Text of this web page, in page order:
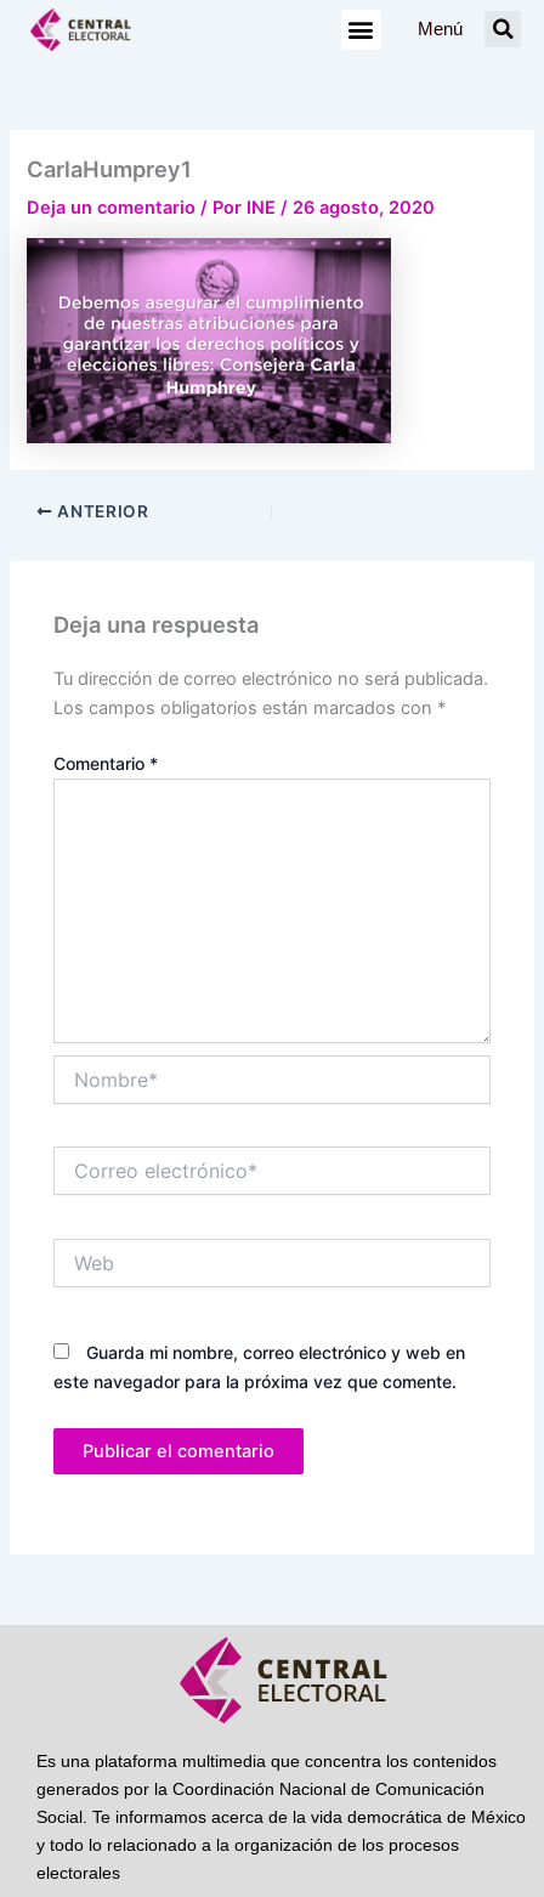
Menú
CarlaHumprey1
Deja un comentario / Por INE/ 26 agosto, 2020
ANTERIOR
Deja una respuesta
Tu dirección de correo electrónico no será publicada.
Los campos obligatorios están marcados con *
Comentario *
electrónico*
Guarda mi nombre, correo electrónico y web en
este navegador para la próxima vez que comente.
Es una plataforma multimedia que concentra los contenidos
generados por la Coordinación Nacional de Comunicación
Social. Te informamos acerca de la vida democrática de México
y todo lo relacionado a la organización de los procesos
electorales